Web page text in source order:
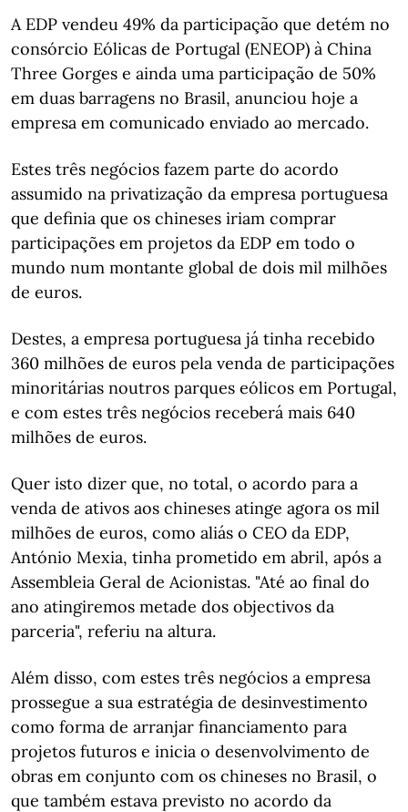
A EDP vendeu 49% da participação que detém no
consórcio Eólicas de Portugal (ENEOP) à China
Three Gorges e ainda uma participação de 50%
em duas barragens no Brasil, anunciou hoje a
empresa em comunicado enviado ao mercado.
Estes três negócios fazem parte do acordo
assumido na privatização da empresa portuguesa
que definia que os chineses iriam comprar
participações em projetos da EDP em todo o
mundo num montante global de dois mil milhões
de euros.
Destes, a empresa portuguesa já tinha recebido
360 milhões de euros pela venda de participações
minoritárias noutros parques eólicos em Portugal,
e com estes três negócios receberá mais 640
milhões de euros.
Quer isto dizer que, no total, o acordo para a
venda de ativos aos chineses atinge agora os mil
milhões de euros, como aliás o CEO da EDP,
António Mexia, tinha prometido em abril, após a
Assembleia Geral de Acionistas. "Até ao final do
ano atingiremos metade dos objectivos da
parceria", referiu na altura.
Além disso, com estes três negócios a empresa
prossegue a sua estratégia de desinvestimento
como forma de arranjar financiamento para
projetos futuros e inicia o desenvolvimento de
obras em conjunto com os chineses no Brasil, o
que também estava previsto no acordo da